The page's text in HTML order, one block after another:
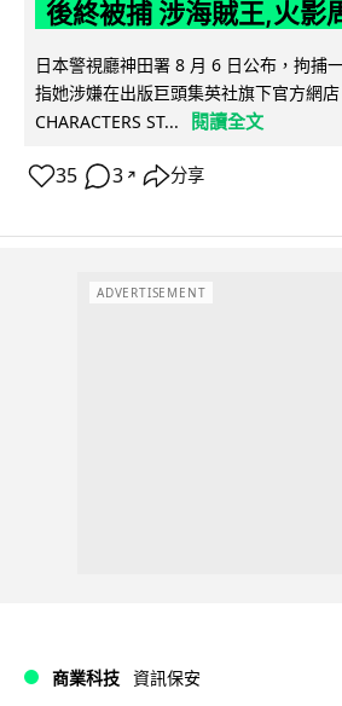
後終被捕 涉海賊王,火影
日本警視廳神田署 8 月 6 日公布，拘捕
指她涉嫌在出版巨頭集英社旗下官方網店
CHARACTERS ST...
閱讀全文
35 3 ↗ 分享
ADVERTISEMENT
商業科技 資訊保安